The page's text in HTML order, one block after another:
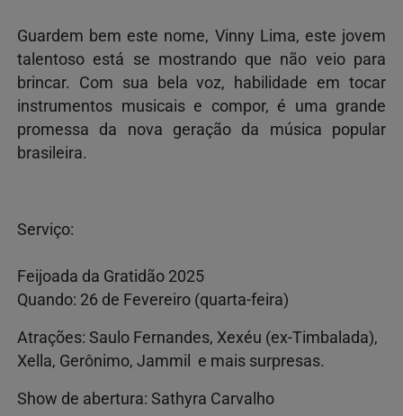
Guardem bem este nome, Vinny Lima, este jovem
talentoso está se mostrando que não veio para
brincar. Com sua bela voz, habilidade em tocar
instrumentos musicais e compor, é uma grande
promessa da nova geração da música popular
brasileira.
Serviço:
Feijoada da Gratidão 2025
Quando: 26 de Fevereiro (quarta-feira)
Atrações: Saulo Fernandes, Xexéu (ex-Timbalada),
Xella, Gerônimo, Jammil e mais surpresas.
Show de abertura: Sathyra Carvalho